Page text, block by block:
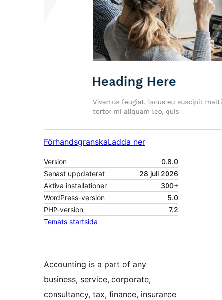
FörhandsgranskaLadda ner
Version
0.8.0
Senast uppdaterat
28 juli 2026
Aktiva installationer
300+
WordPress-version
5.0
PHP-version
7.2
Temats startsida
Accounting is a part of any
business, service, corporate,
consultancy, tax, finance, insurance